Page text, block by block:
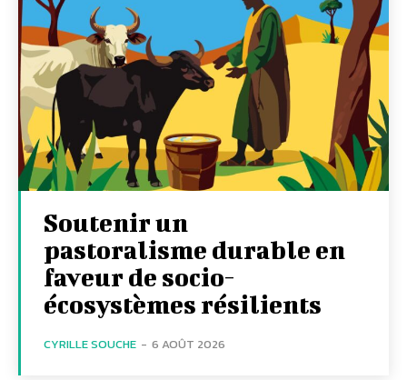
Soutenir un
pastoralisme durable en
faveur de socio-
écosystèmes résilients
CYRILLE SOUCHE - 6 AOÛT 2026